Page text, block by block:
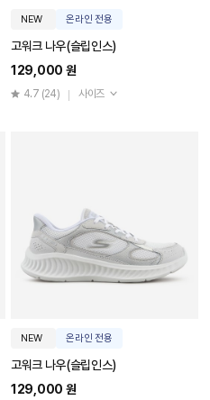
NEW 온라인 전용
고워크 나우(슬립인스)
129,000 원
4.7 (24) 사이즈
NEW 온라인 전용
고워크 나우(슬립인스)
129,000 원